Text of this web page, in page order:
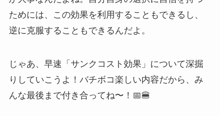
ためには、この効果を利用することもできるし、
逆に克服することもできるんだよ。
じゃあ、早速「サンクコスト効果」について深掘
りしていこうよ！バチボコ楽しい内容だから、み
んな最後まで付き合ってね〜！📅🍔